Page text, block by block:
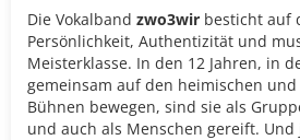
Die Vokalband zwo3wir besticht auf
Persönlichkeit, Authentizität und
Meisterklasse. In den 12 Jahren, in
gemeinsam auf den heimischen
Bühnen bewegen, sind sie als
und auch als Menschen gereift.